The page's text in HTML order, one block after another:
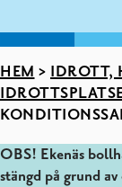
HEM > IDROTT,
OBS! Ekenäs
stängd på grund